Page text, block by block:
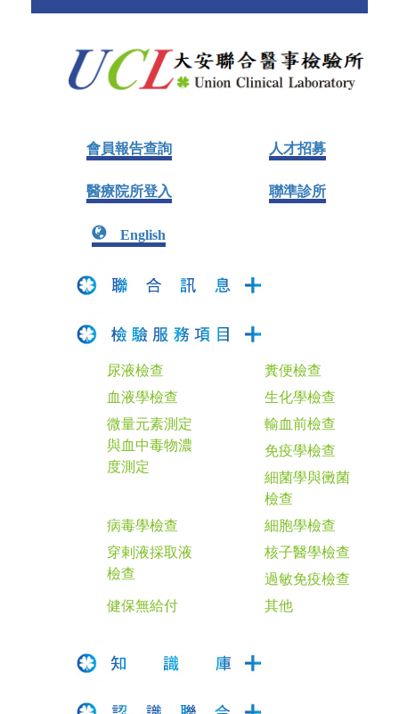
會員報告查詢 人才招募
醫療院所登入 聯準診所
English
尿液檢查
糞便檢查
血液學檢查
生化學檢查
微量元素測定
與血中毒物濃
度測定
輸血前檢查
免疫學檢查
細菌學與黴菌
檢查
病毒學檢查
細胞學檢查
穿剌液採取液
檢查
核子醫學檢查
過敏免疫檢查
健保無給付
其他